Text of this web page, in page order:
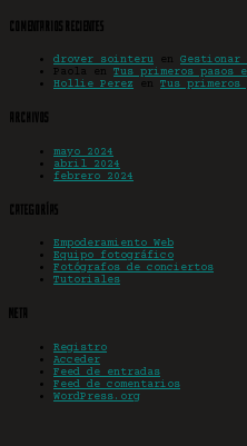
Comentarios recientes
drover sointeru en Gestionar
Paola en Tus primeros pasos
Hollie Perez en Tus primeros
Archivos
mayo 2024
abril 2024
febrero 2024
Categorías
Empoderamiento Web
Equipo fotográfico
Fotógrafos de conciertos
Tutoriales
Meta
Registro
Acceder
Feed de entradas
Feed de comentarios
WordPress.org